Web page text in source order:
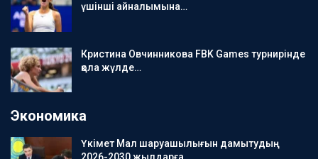
үшінші айналымына…
Кристина Овчинникова FBK Games турнирінде
қола жүлде…
Экономика
Үкімет Мал шаруашылығын дамытудың
2026-2030 жылдарға…